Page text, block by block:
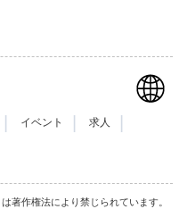
イベント 求人
著作権法により禁じられています。